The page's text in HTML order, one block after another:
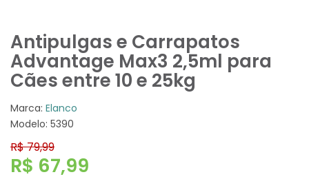
Antipulgas e Carrapatos
Advantage Max3 2,5ml para
Cães entre 10 e 25kg
Marca: Elanco
Modelo: 5390
R$ 79,99
R$ 67,99